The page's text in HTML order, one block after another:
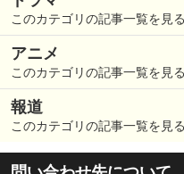
このカテゴリの記事一覧を見る
アニメ
このカテゴリの記事一覧を見る
報道
このカテゴリの記事一覧を見る